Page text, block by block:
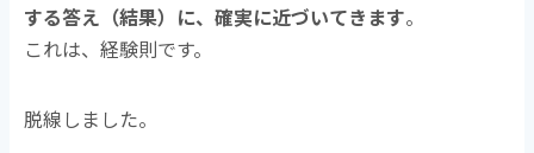
する答え（結果）に、確実に近づいてきます。
これは、経験則です。
脱線しました。